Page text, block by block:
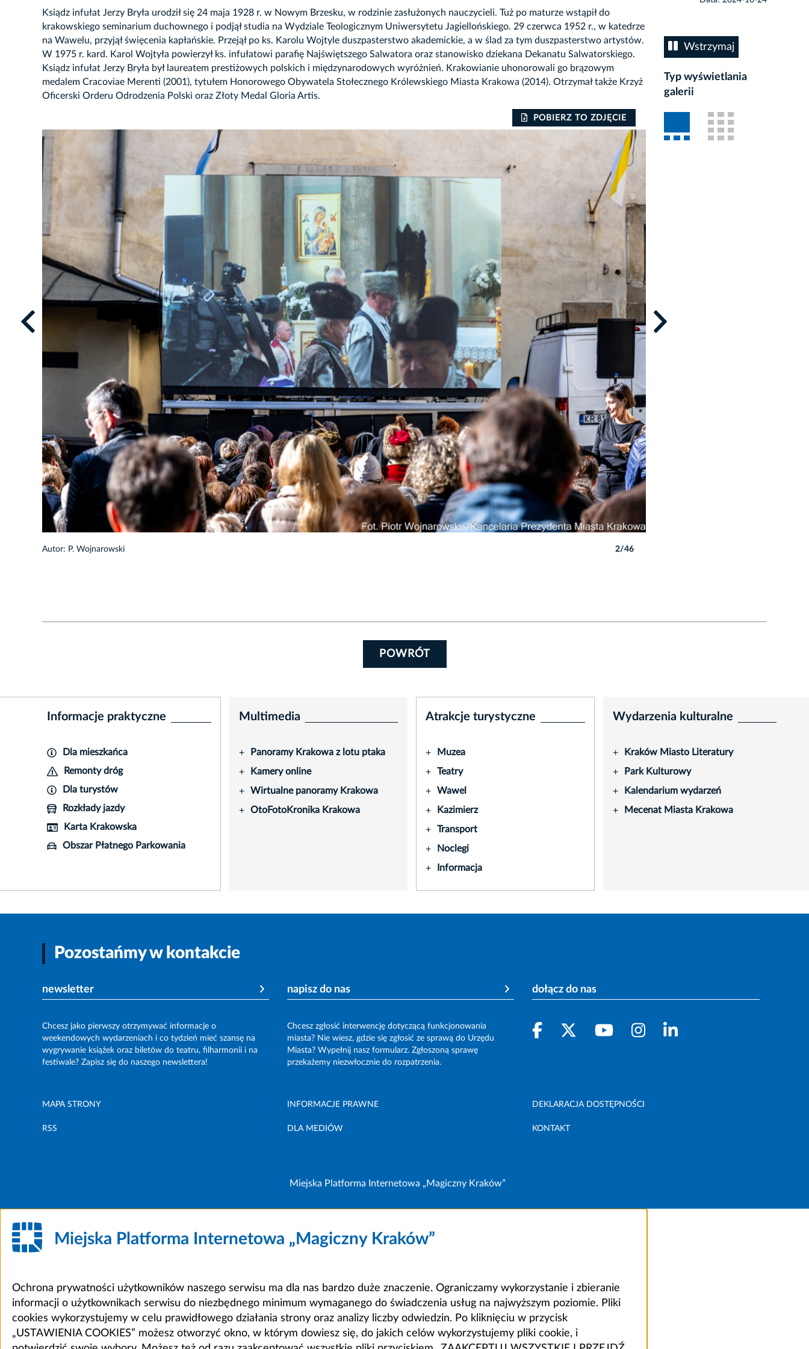
Wstrzymaj
Typ wyświetlania
galerii
Ksiądz infułat Jerzy Bryła urodził się 24 maja 1928 r. w Nowym Brzesku, w rodzinie zasłużonych nauczycieli. Tuż po maturze wstąpił do
krakowskiego seminarium duchownego i podjął studia na Wydziale Teologicznym Uniwersytetu Jagiellońskiego. 29 czerwca 1952 r., w katedrze
na Wawelu, przyjął święcenia kapłańskie. Przejął po ks. Karolu Wojtyle duszpasterstwo akademickie, a w ślad za tym duszpasterstwo artystów.
W 1975 r. kard. Karol Wojtyła powierzył ks. infułatowi parafię Najświętszego Salwatora oraz stanowisko dziekana Dekanatu Salwatorskiego.
Ksiądz infułat Jerzy Bryła był laureatem prestiżowych polskich i międzynarodowych wyróżnień. Krakowianie uhonorowali go brązowym
medalem Cracoviae Merenti (2001), tytułem Honorowego Obywatela Stołecznego Królewskiego Miasta Krakowa (2014). Otrzymał także Krzyż
Oficerski Orderu Odrodzenia Polski oraz Złoty Medal Gloria Artis.
POBIERZ TO ZDJĘCIE
Autor: P. Wojnarowski 2/46
POWRÓT
Informacje praktyczne
Dla mieszkańca
Remonty dróg
Dla turystów
Rozkłady jazdy
Karta Krakowska
Obszar Płatnego Parkowania
Multimedia
+ Panoramy Krakowa z lotu ptaka
+ Kamery online
+ Wirtualne panoramy Krakowa
+ OtoFotoKronika Krakowa
Atrakcje turystyczne
+ Muzea
+ Teatry
+ Wawel
+ Kazimierz
+ Transport
+ Noclegi
+ Informacja
Wydarzenia kulturalne
+ Kraków Miasto Literatury
+ Park Kulturowy
+ Kalendarium wydarzeń
+ Mecenat Miasta Krakowa
Pozostańmy w kontakcie
newsletter
Chcesz jako pierwszy otrzymywać informacje o
weekendowych wydarzeniach i co tydzień mieć szansę na
wygrywanie książek oraz biletów do teatru, filharmonii i na
festiwale? Zapisz się do naszego newslettera!
napisz do nas
Chcesz zgłosić interwencję dotyczącą funkcjonowania
miasta? Nie wiesz, gdzie się zgłosić ze sprawą do Urzędu
Miasta? Wypełnij nasz formularz. Zgłoszoną sprawę
przekażemy niezwłocznie do rozpatrzenia.
dołącz do nas
MAPA STRONY INFORMACJE PRAWNE DEKLARACJA DOSTĘPNOŚCI
RSS DLA MEDIÓW KONTAKT
Miejska Platforma Internetowa „Magiczny Kraków”
Miejska Platforma Internetowa „Magiczny Kraków”
Ochrona prywatności użytkowników naszego serwisu ma dla nas bardzo duże znaczenie. Ograniczamy wykorzystanie i zbieranie
informacji o użytkownikach serwisu do niezbędnego minimum wymaganego do świadczenia usług na najwyższym poziomie. Pliki
cookies wykorzystujemy w celu prawidłowego działania strony oraz analizy liczby odwiedzin. Po kliknięciu w przycisk
„USTAWIENIA COOKIES” możesz otworzyć okno, w którym dowiesz się, do jakich celów wykorzystujemy pliki cookie, i